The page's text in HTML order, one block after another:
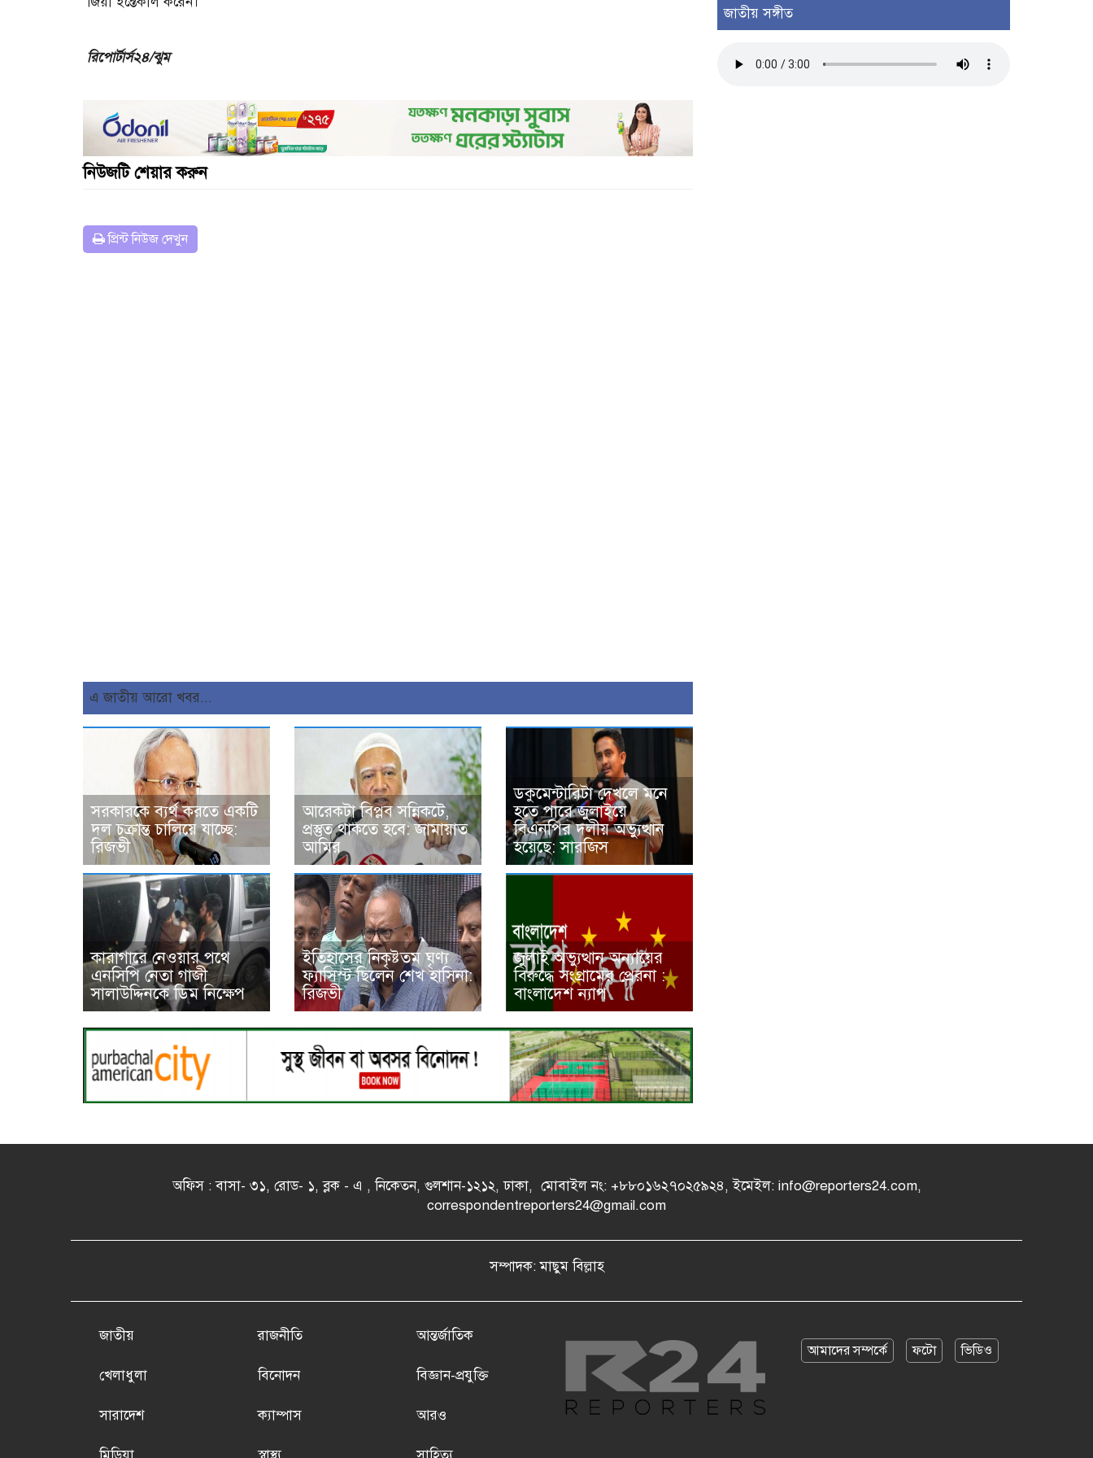
রিপোর্টার্স২৪/ঝুম
নিউজটি শেয়ার করুন
প্রিন্ট নিউজ দেখুন
এ জাতীয় আরো খবর...
সরকারকে ব্যর্থ করতে একটি
দল চক্রান্ত চালিয়ে যাচ্ছে:
রিজভী
আরেকটা বিপ্লব সন্নিকটে,
প্রস্তুত থাকতে হবে: জামায়াত
আমির
ডকুমেন্টারিটা দেখলে মনে
হতে পারে জুলাইয়ে
বিএনপির দলীয় অভ্যুত্থান
হয়েছে: সারজিস
কারাগারে নেওয়ার পথে
এনসিপি নেতা গাজী
সালাউদ্দিনকে ডিম নিক্ষেপ
ইতিহাসের নিকৃষ্টতম ঘৃণ্য
ফ্যাসিস্ট ছিলেন শেখ হাসিনা:
রিজভী
জুলাই অভ্যুত্থান অন্যায়ের
বিরুদ্ধে সংগ্রামের প্রেরনা :
বাংলাদেশ ন্যাপ
জাতীয় সঙ্গীত
অফিস : বাসা- ৩১, রোড- ১, ব্লক - এ , নিকেতন, গুলশান-১২১২, ঢাকা, মোবাইল নং: +৮৮০১৬২৭০২৫৯২৪, ইমেইল: info@reporters24.com,
correspondentreporters24@gmail.com
সম্পাদক: মাছুম বিল্লাহ
জাতীয় রাজনীতি আন্তর্জাতিক
খেলাধুলা বিনোদন বিজ্ঞান-প্রযুক্তি
সারাদেশ ক্যাম্পাস আরও
আমাদের সম্পর্কে ফটো ভিডিও